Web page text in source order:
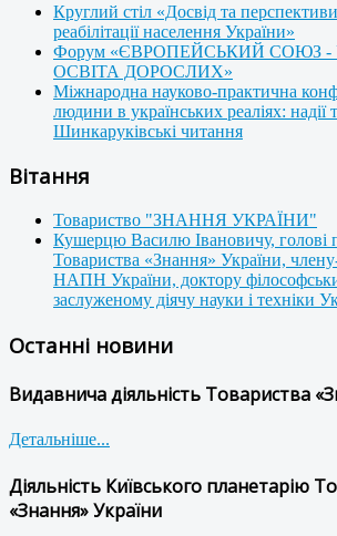
Круглий стіл «Досвід та
реабілітації населення України»
Форум «ЄВРОПЕЙСЬКИЙ СОЮЗ -
ОСВІТА ДОРОСЛИХ»
Міжнародна науково-практична
людини в українських реаліях: надії
Шинкаруківські читання
Вітання
Товариство "ЗНАННЯ УКРАЇНИ"
Кушерцю Василю Івановичу, голові
Товариства «Знання» України,
НАПН України, доктору
заслуженому діячу науки і техніки
Останні новини
Видавнича діяльність Товариства
Детальніше...
Діяльність Київського планетарію
«Знання» України